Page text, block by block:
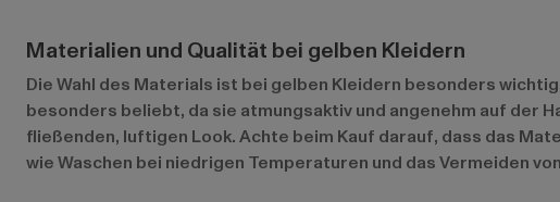
Materialien und Qualität bei gelben Kleidern
Die Wahl des Materials ist bei gelben Kleidern besonders
besonders beliebt, da sie atmungsaktiv und angenehm auf der
fließenden, luftigen Look. Achte beim Kauf darauf, dass das
wie Waschen bei niedrigen Temperaturen und das Vermeiden